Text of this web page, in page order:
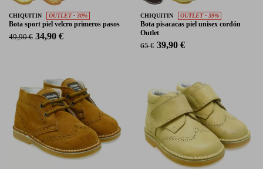
CHIQUITIN OUTLET - 30%
Bota sport piel velcro primeros pasos
49,90 € 34,90 €
CHIQUITIN OUTLET - 39%
Bota pisacacas piel unisex cordón
Outlet
65 € 39,90 €